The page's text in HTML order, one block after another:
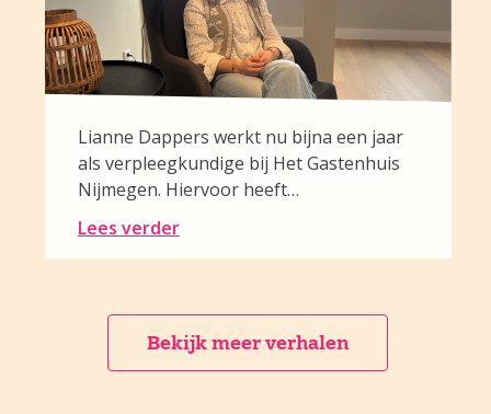
Lianne Dappers werkt nu bijna een jaar
als verpleegkundige bij Het Gastenhuis
Nijmegen. Hiervoor heeft…
Lees verder
Bekijk meer verhalen